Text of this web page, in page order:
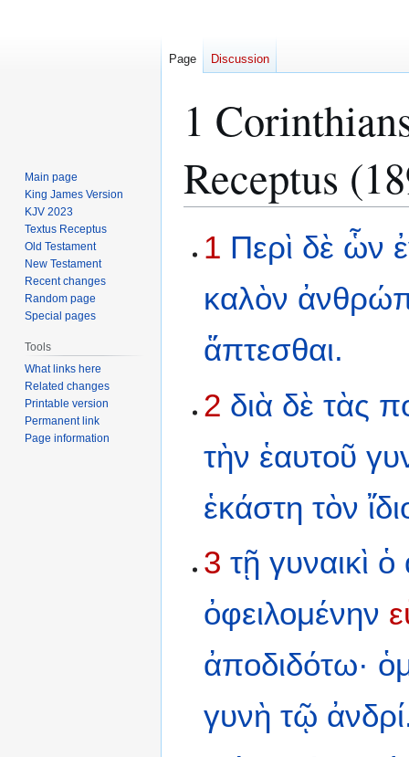
1
Receptus
toto
1 Περὶ δὲ ὧν
καλὸν
ἅπτεσθαι.
2 διὰ δὲ τὰς
τὴν ἑαυτοῦ
ἑκάστη τὸν
3 τῇ γυναικὶ ὁ
ὀφειλομένην
ἀποδιδότω·
γυνὴ τῷ
Page Discussion
Main page
King James Version
KJV 2023
Textus Receptus
Old Testament
New Testament
Recent changes
Random page
Special pages
Tools
What links here
Related changes
Printable version
Permanent link
Page information